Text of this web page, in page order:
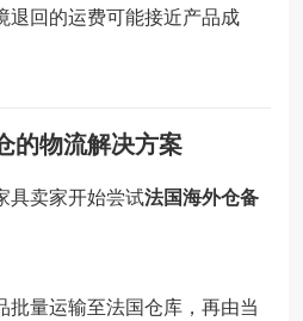
退回的运费可能接近产品成
的物流解决方案
具卖家开始尝试法国海外仓备
批量运输至法国仓库， 再由当